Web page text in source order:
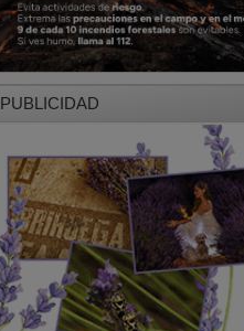
PUBLICIDAD